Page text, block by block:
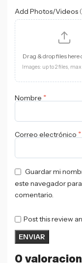
0
Add Photos/Videos
Drag & drop files here
Images: up to 2 files,
Nombre *
Correo electrónico *
Guardar mi
este navegador
comentario.
Post this review